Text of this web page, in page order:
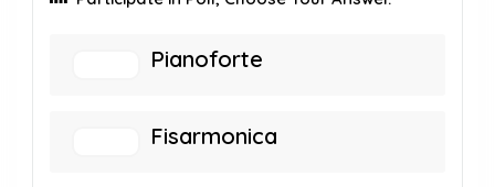
Pianoforte
Fisarmonica